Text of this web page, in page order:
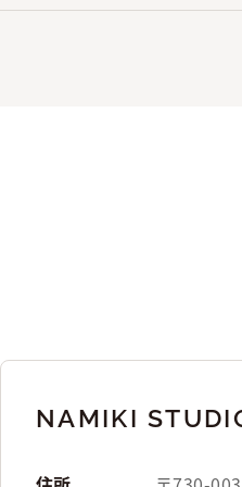
NAMIKI